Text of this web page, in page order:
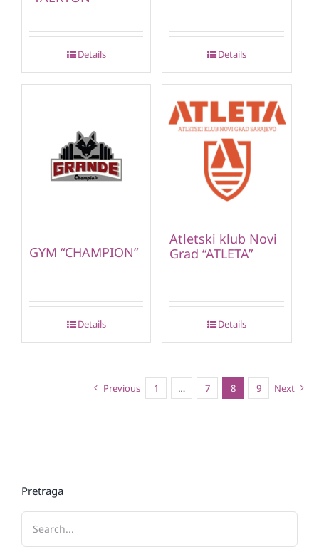
Details Details
GYM “CHAMPION”
Details
Atletski klub Novi
Grad “ATLETA”
Details
Previous 1 … 7 8 9 Next
Pretraga